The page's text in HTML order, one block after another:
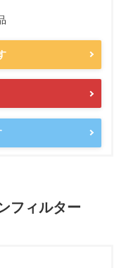
フィルター